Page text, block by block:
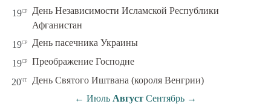
19ср
День Независимости Исламской Республики
Афганистан
19ср День пасечника Украины
19ср Преображение Господне
20чт
День Святого Иштвана (короля Венгрии)
← Июль Август Сентябрь →